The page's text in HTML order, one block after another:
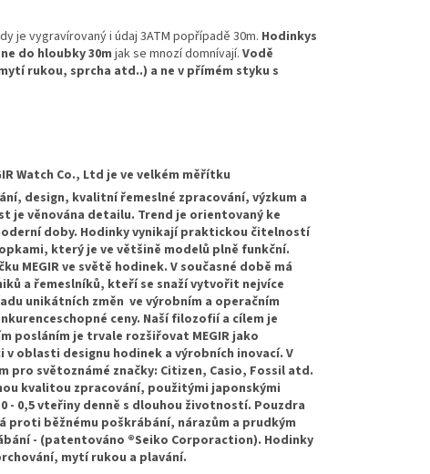
je vygravírovaný i údaj 3ATM popřípadě 30m. Hodinkys
do hloubky 30m jak se mnozí domnívají. Vodě
rukou, sprcha atd..) a ne v přímém styku s
Watch Co., Ltd je ve velkém měřítku
design, kvalitní řemeslné zpracování, výzkum a
je věnována detailu. Trend je orientovaný ke
doby. Hodinky vynikají praktickou čitelností
který je ve většině modelů plně funkční.
ve světě hodinek. V současné době má
a řemeslníků, kteří se snaží vytvořit nejvíce
unikátních změn ve výrobním a operačním
ceny. Naší filozofií a cílem je
posláním je trvale rozšiřovat MEGIR jako
oblasti designu hodinek a výrobních inovací. V
pro světoznámé značky: Citizen, Casio, Fossil atd.
kvalitou zpracování, použitými japonskými
- 0,5 vteřiny denně s dlouhou životností. Pouzdra
proti běžnému poškrábání, nárazům a prudkým
- (patentováno ®Seiko Corporaction). Hodinky
mytí rukou a plavání.